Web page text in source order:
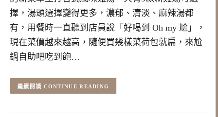
擇，湯頭選擇變得更多，濃郁、清淡、麻辣湯都
有，用餐時一直聽到店員說「好喝到 Oh my 尬」，
現在菜價越來越高，隨便買幾樣菜荷包就扁，來尬
鍋自助吧吃到飽…
CONTINUE READING